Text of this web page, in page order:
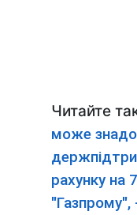
Читайте
може
рахунку на
"Газпрому",